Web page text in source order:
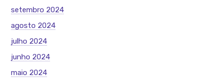
setembro 2024
agosto 2024
julho 2024
junho 2024
maio 2024